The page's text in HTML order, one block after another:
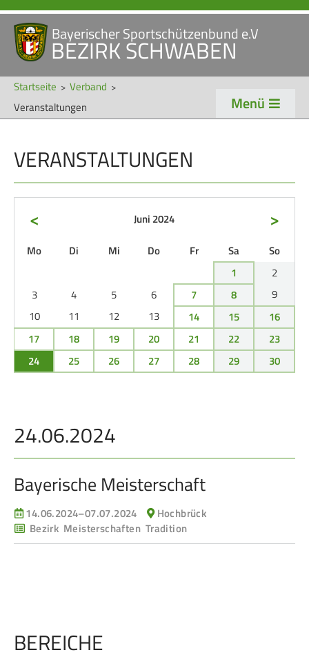
Bayerischer Sportschützenbund e.V
BEZIRK SCHWABEN
Startseite
Verband
Veranstaltungen
Menü
VERANSTALTUNGEN
< Juni 2024 >
Montag Di MittwochDonnerstag
Freitag Samstag Sonntag
1
2
3
4 5 6 7 8
9
10
11 12 13 14 15
16
17
18 19 20 21 22
23
24
25 26 27 28 29 30
24.06.2024
Bayerische Meisterschaft
14.06.2024–07.07.2024
Hochbrück
Bezirk Meisterschaften Tradition
BEREICHE
Navigation
überspringen
STARTSEITE
VERANSTALTUNGEN
NEWS
Navigation
Veranstaltungen
Bezirk Schwaben
Präsidium
Ehrungen
Service
Schützentradition
Bezirksschützen­tag
Böllerschützen
Schützen­­museum
SPORT
Bogen
Senioren-Auflage
Kader
RWK
JUGEND
Lichtgewehre
Frauen Ü40